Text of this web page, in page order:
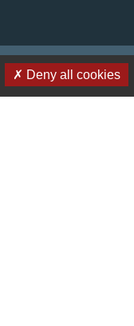
Deny all cookies